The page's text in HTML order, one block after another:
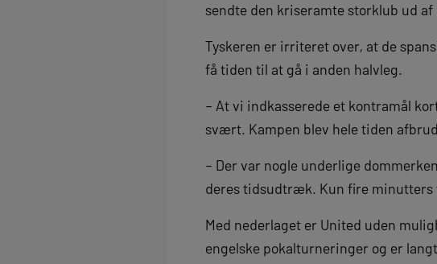
sendte den kriseramte storklub ud
Tyskeren er irriteret over, at de
få tiden til at gå i anden halvleg.
– At vi indkasserede et kontramål
svært. Kampen blev hele tiden
– Der var nogle underlige
deres tidsudtræk. Kun fire minutters
Med nederlaget er United uden
engelske pokalturneringer og er